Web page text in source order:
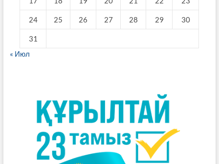
24 25 26 27 28 29 30
31
« Июл